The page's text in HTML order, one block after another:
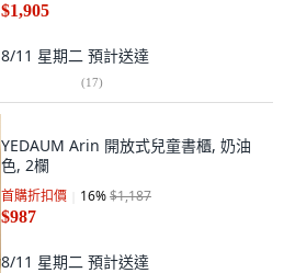
$1,905
8/11 星期二 預計送達
(17)
YEDAUM Arin 開放式兒童書櫃, 奶油
色, 2欄
首購折扣價 16%$1,187
$987
8/11 星期二 預計送達